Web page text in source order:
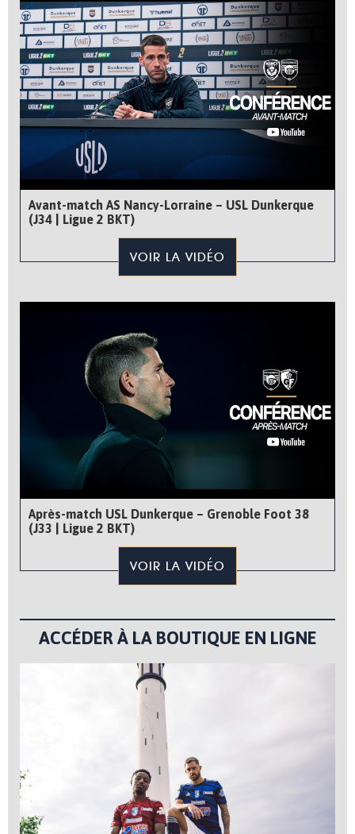
Avant-match AS Nancy-Lorraine – USL Dunkerque
(J34 | Ligue 2 BKT)
VOIR LA VIDÉO
Après-match USL Dunkerque – Grenoble Foot 38
(J33 | Ligue 2 BKT)
VOIR LA VIDÉO
ACCÉDER À LA BOUTIQUE EN LIGNE